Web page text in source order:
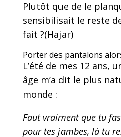
Plutôt que de le
sensibilisait le reste
fait ?(Hajar)
Porter des pantalons
L’été de mes 12 ans,
âge m’a dit le plus
monde :
Faut vraiment que tu
pour tes jambes, là tu